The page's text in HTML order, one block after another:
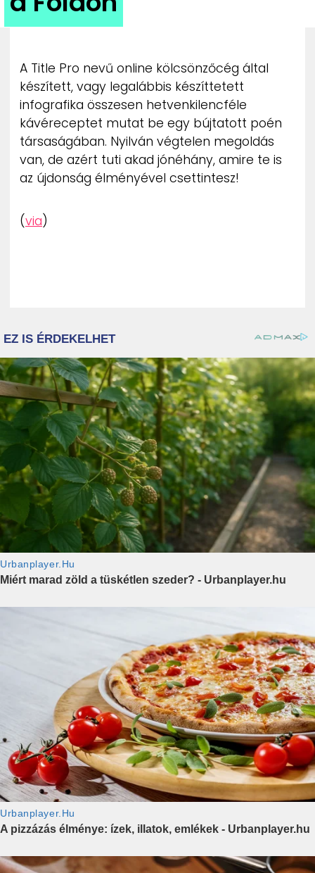
ZENE
IMPRESSZUM
PR-ARCHÍVUM
ADATKEZELÉSI TÁJÉKOZTATÓ
A Title Pro nevű online kölcsönzőcég által
készített, vagy legalábbis készíttetett
infografika összesen hetvenkilencféle
kávéreceptet mutat be egy bújtatott poén
társaságában. Nyilván végtelen megoldás
van, de azért tuti akad jónéhány, amire te is
az újdonság élményével csettintesz!
(via)